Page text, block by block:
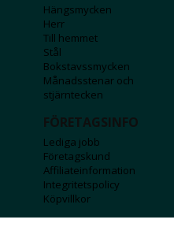
Hängsmycken
Herr
Till hemmet
Stål
Bokstavssmycken
Månadsstenar och
stjärntecken
FÖRETAGSINFO
Lediga jobb
Företagskund
Affiliateinformation
Integritetspolicy
Köpvillkor